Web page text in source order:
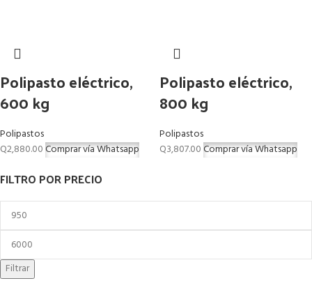
FILTRO POR PRECIO
Filtrar
Polipasto eléctrico,
600 kg
Polipastos
Q2,880.00Comprar vía Whatsapp
Polipasto eléctrico,
800 kg
Polipastos
Q3,807.00Comprar vía Whatsapp